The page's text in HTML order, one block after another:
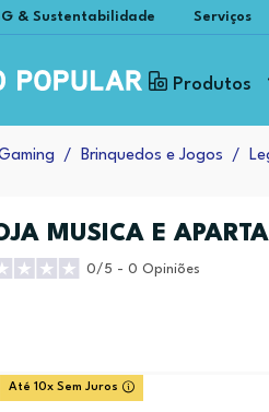
& Sustentabilidade Serviços
Produtos
Brinquedos e Jogos
MUSICA E
0/5 - 0 Opiniões
Até 10x Sem Juros